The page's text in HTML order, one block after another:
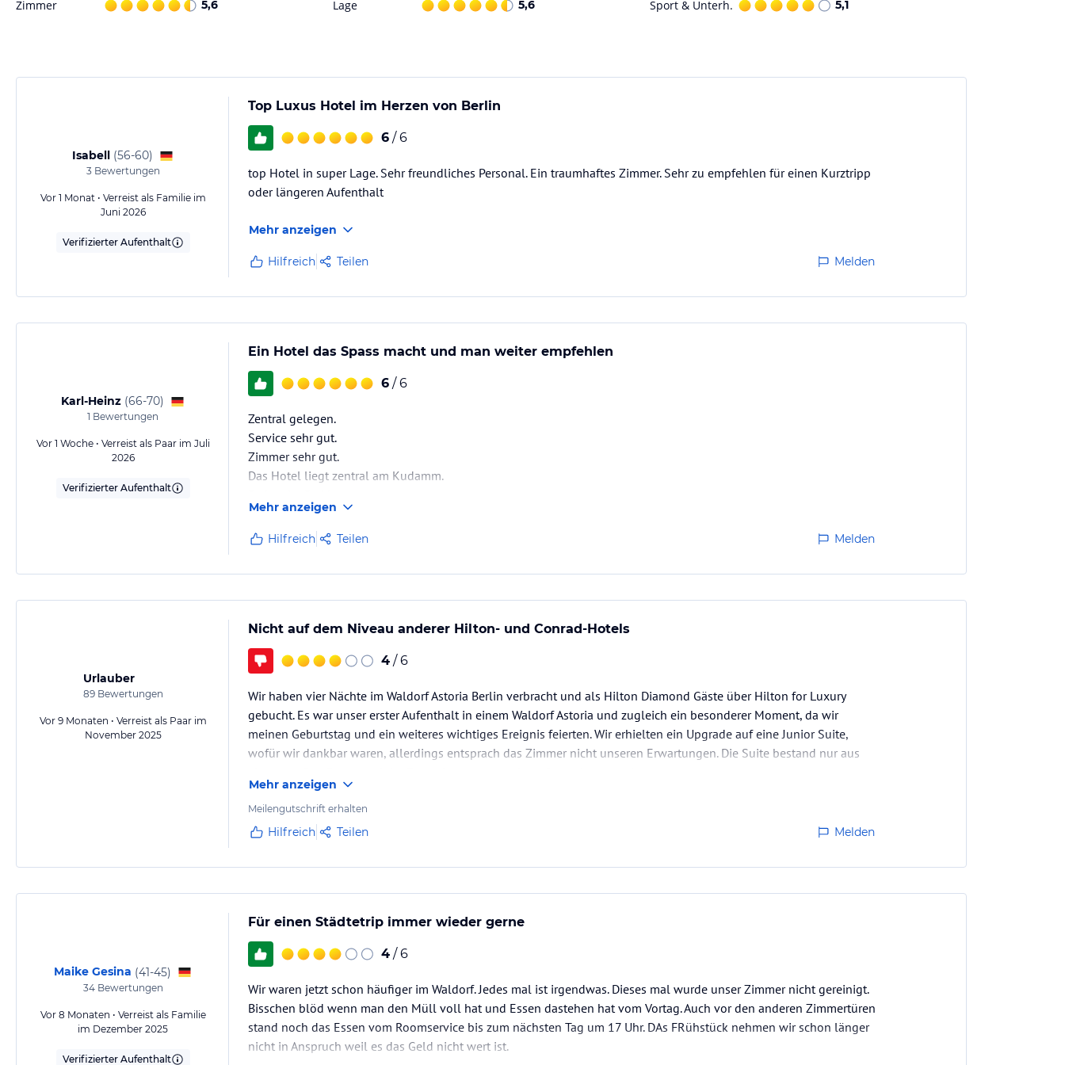
Zimmer 5,6 Lage 5,6 Sport & Unterh. 5,1
Isabell (56-60)
3Bewertungen
Vor 1 Monat • Verreist als Familie im
Juni 2026
Verifizierter Aufenthalt
Top Luxus Hotel im Herzen von Berlin
6 / 6
top Hotel in super Lage. Sehr freundliches Personal. Ein traumhaftes Zimmer. Sehr zu empfehlen für einen Kurztripp
oder längeren Aufenthalt
Mehr anzeigen
Hilfreich Teilen Melden
Karl-Heinz (66-70)
1 Bewertungen
Vor 1 Woche • Verreist als Paar im Juli
2026
Verifizierter Aufenthalt
Ein Hotel das Spass macht und man weiter empfehlen
6 / 6
Zentral gelegen.
Service sehr gut.
Zimmer sehr gut.
Das Hotel liegt zentral am Kudamm.
Mehr anzeigen
Hilfreich Teilen Melden
Urlauber
89Bewertungen
Vor 9 Monaten • Verreist als Paar im
November 2025
Nicht auf dem Niveau anderer Hilton- und Conrad-Hotels
4 / 6
Wir haben vier Nächte im Waldorf Astoria Berlin verbracht und als Hilton Diamond Gäste über Hilton for Luxury
gebucht. Es war unser erster Aufenthalt in einem Waldorf Astoria und zugleich ein besonderer Moment, da wir
meinen Geburtstag und ein weiteres wichtiges Ereignis feierten. Wir erhielten ein Upgrade auf eine Junior Suite,
wofür wir dankbar waren, allerdings entsprach das Zimmer nicht unseren Erwartungen. Die Suite bestand nur aus
Mehr anzeigen
Meilengutschrift erhalten
Hilfreich Teilen Melden
Maike Gesina (41-45)
34Bewertungen
Vor 8 Monaten • Verreist als Familie
im Dezember 2025
Verifizierter Aufenthalt
Für einen Städtetrip immer wieder gerne
4 / 6
Wir waren jetzt schon häufiger im Waldorf. Jedes mal ist irgendwas. Dieses mal wurde unser Zimmer nicht gereinigt.
Bisschen blöd wenn man den Müll voll hat und Essen dastehen hat vom Vortag. Auch vor den anderen Zimmertüren
stand noch das Essen vom Roomservice bis zum nächsten Tag um 17 Uhr. DAs FRühstück nehmen wir schon länger
nicht in Anspruch weil es das Geld nicht wert ist.